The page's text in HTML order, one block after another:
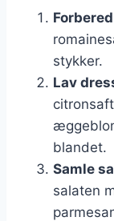
stykker.
Lav
blandet.
Samle
salaten